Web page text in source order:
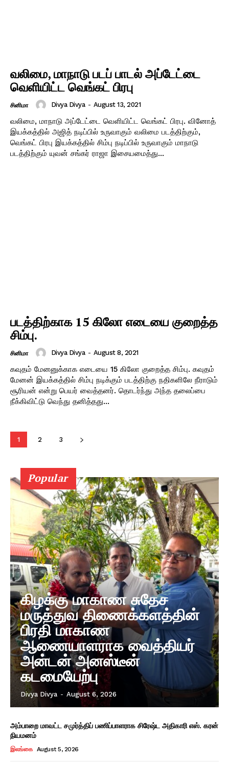
வலிமை, மாநாடு படப் பாடல் அப்டேட்டை
வெளியிட்ட வெங்கட் பிரபு
சினிமா Divya Divya - August 13, 2021
வலிமை, மாநாடு அப்டேட்டை வெளியிட்ட வெங்கட் பிரபு. வினோத்
இயக்கத்தில் அஜித் நடிப்பில் உருவாகும் வலிமை படத்திற்கும்,
வெங்கட் பிரபு இயக்கத்தில் சிம்பு நடிப்பில் உருவாகும் மாநாடு
படத்திற்கும் யுவன் சங்கர் ராஜா இசையமைத்து...
படத்திற்காக 15 கிலோ எடையை குறைத்த
சிம்பு.
சினிமா Divya Divya - August 8, 2021
கவுதம் மேனனுக்காக எடையை 15 கிலோ குறைத்த சிம்பு. கவுதம்
மேனன் இயக்கத்தில் சிம்பு நடிக்கும் படத்திற்கு நதிகளிலே நீராடும்
சூரியன் என்று பெயர் வைத்தனர். தொடர்ந்து அந்த தலைப்பை
நீக்கிவிட்டு வெந்து தனித்தது...
1 2 3
Popular
கிழக்கு மாகாண சுதேச
மருத்துவ திணைக்களத்தின்
பிரதி மாகாண
ஆணையாளராக வைத்தியர்
அன்டன் அனஸ்டீன்
கடமையேற்பு
Divya Divya - August 6, 2026
அம்பாறை மாவட்ட சமுர்த்திப் பணிப்பாளராக சிரேஷ்ட அதிகாரி எஸ். கரன்
நியமனம்
இலங்கை August 5, 2026